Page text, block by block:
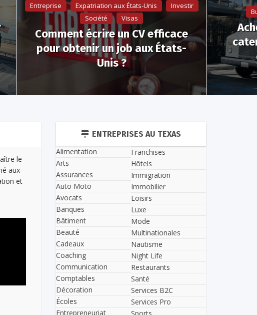
Entreprise Expatriation aux États-Unis
Investir
Société
Visas
Comment écrire un CV efficace
pour obtenir un job aux États-
Unis ?
le
aux
et
ENTREPRISES AU TEXAS
Alimentation
Arts
Assurances
Auto Moto
Avocats
Banques
Bâtiment
Beauté
Cadeaux
Coaching
Communication
Comptables
Décoration
Écoles
Entrepreneuriat
Franchises
Hôtels
Immigration
Immobilier
Loisirs
Luxe
Mode
Multinationales
Nautisme
Night Life
Restaurants
Santé
Services B2C
Services Pro